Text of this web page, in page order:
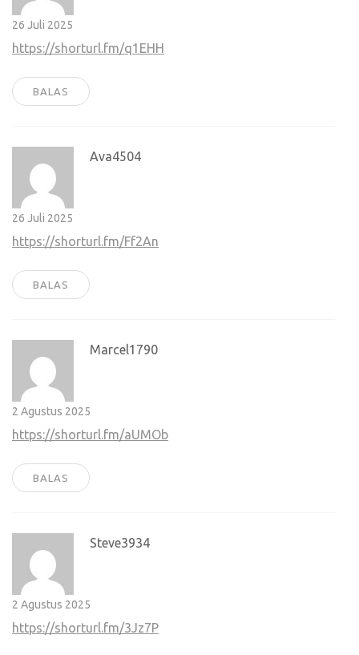
26 Juli 2025
https://shorturl.fm/q1EHH
BALAS
Ava4504
26 Juli 2025
https://shorturl.fm/Ff2An
BALAS
Marcel1790
2 Agustus 2025
https://shorturl.fm/aUMOb
BALAS
Steve3934
2 Agustus 2025
https://shorturl.fm/3Jz7P